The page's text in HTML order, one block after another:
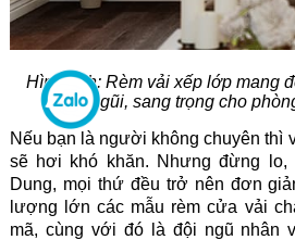
Hình ảnh: Rèm vải xếp lớp mang
gần gũi, sang trọng cho
Nếu bạn là người không chuyên thì
sẽ hơi khó khăn. Nhưng đừng lo,
Dung, mọi thứ đều trở nên đơn
lượng lớn các mẫu rèm cửa vải
mã, cùng với đó là đội ngũ nhân